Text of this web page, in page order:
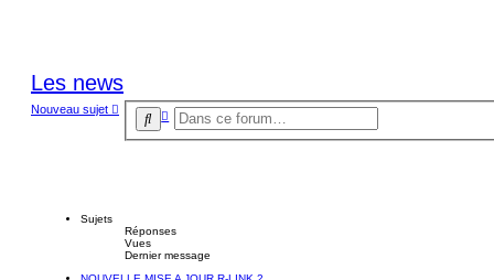
Les news
Nouveau sujet
R
e
h
e
e
c
a
a
Sujets
Réponses
Vues
Dernier message